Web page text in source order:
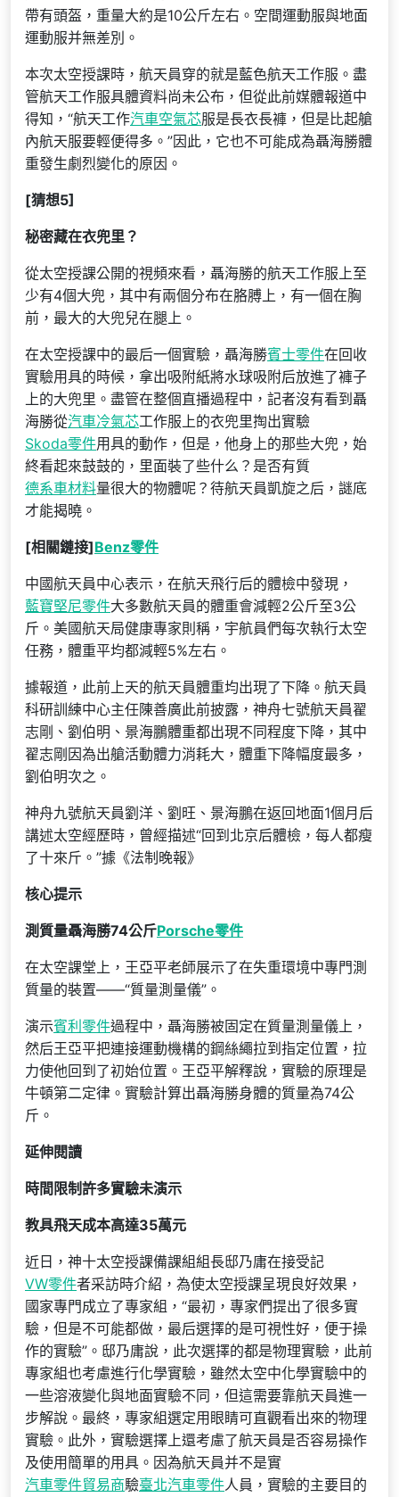
帶有頭盔，重量大約是10公斤左右。空間運動服與地面
運動服并無差別。
本次太空授課時，航天員穿的就是藍色航天工作服。盡
管航天工作服具體資料尚未公布，但從此前媒體報道中
得知，“航天工作汽車空氣芯服是長衣長褲，但是比起艙
內航天服要輕便得多。”因此，它也不可能成為聶海勝體
重發生劇烈變化的原因。
[猜想5]
秘密藏在衣兜里？
從太空授課公開的視頻來看，聶海勝的航天工作服上至
少有4個大兜，其中有兩個分布在胳膊上，有一個在胸
前，最大的大兜兒在腿上。
在太空授課中的最后一個實驗，聶海勝賓士零件在回收
實驗用具的時候，拿出吸附紙將水球吸附后放進了褲子
上的大兜里。盡管在整個直播過程中，記者沒有看到聶
海勝從汽車冷氣芯工作服上的衣兜里掏出實驗
Skoda零件用具的動作，但是，他身上的那些大兜，始
終看起來鼓鼓的，里面裝了些什么？是否有質
德系車材料量很大的物體呢？待航天員凱旋之后，謎底
才能揭曉。
[相關鏈接]Benz零件
中國航天員中心表示，在航天飛行后的體檢中發現，
藍寶堅尼零件大多數航天員的體重會減輕2公斤至3公
斤。美國航天局健康專家則稱，宇航員們每次執行太空
任務，體重平均都減輕5%左右。
據報道，此前上天的航天員體重均出現了下降。航天員
科研訓練中心主任陳善廣此前披露，神舟七號航天員翟
志剛、劉伯明、景海鵬體重都出現不同程度下降，其中
翟志剛因為出艙活動體力消耗大，體重下降幅度最多，
劉伯明次之。
神舟九號航天員劉洋、劉旺、景海鵬在返回地面1個月后
講述太空經歷時，曾經描述“回到北京后體檢，每人都瘦
了十來斤。”據《法制晚報》
核心提示
測質量聶海勝74公斤Porsche零件
在太空課堂上，王亞平老師展示了在失重環境中專門測
質量的裝置——“質量測量儀”。
演示賓利零件過程中，聶海勝被固定在質量測量儀上，
然后王亞平把連接運動機構的鋼絲繩拉到指定位置，拉
力使他回到了初始位置。王亞平解釋說，實驗的原理是
牛頓第二定律。實驗計算出聶海勝身體的質量為74公
斤。
延伸閱讀
時間限制許多實驗未演示
教具飛天成本高達35萬元
近日，神十太空授課備課組組長邸乃庸在接受記
VW零件者采訪時介紹，為使太空授課呈現良好效果，
國家專門成立了專家組，“最初，專家們提出了很多實
驗，但是不可能都做，最后選擇的是可視性好，便于操
作的實驗”。邸乃庸說，此次選擇的都是物理實驗，此前
專家組也考慮進行化學實驗，雖然太空中化學實驗中的
一些溶液變化與地面實驗不同，但這需要靠航天員進一
步解說。最終，專家組選定用眼睛可直觀看出來的物理
實驗。此外，實驗選擇上還考慮了航天員是否容易操作
及使用簡單的用具。因為航天員并不是實
汽車零件貿易商驗臺北汽車零件人員，實驗的主要目的